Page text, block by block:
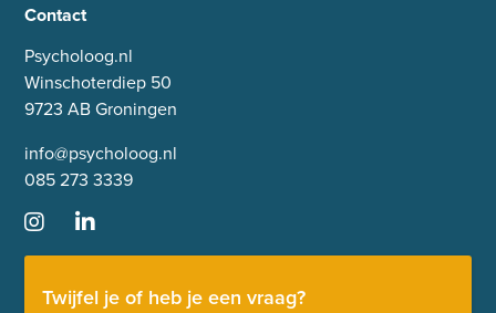
Contact
Psycholoog.nl
Winschoterdiep 50
9723 AB Groningen
info@psycholoog.nl
085 273 3339
Twijfel je of heb je een vraag?